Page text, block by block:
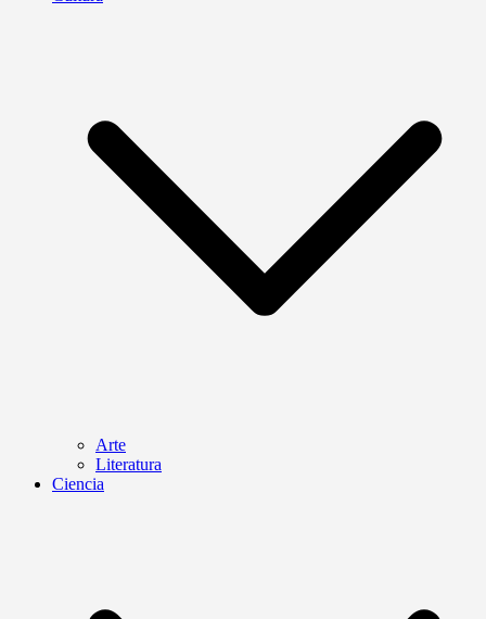
Arte
Literatura
Ciencia